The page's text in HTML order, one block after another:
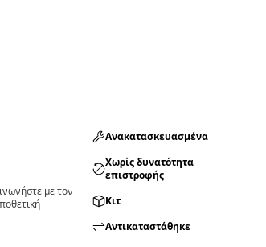
με τον
Ανακατασκευασμένα
Χωρίς δυνατότητα
επιστροφής
Κιτ
Αντικαταστάθηκε